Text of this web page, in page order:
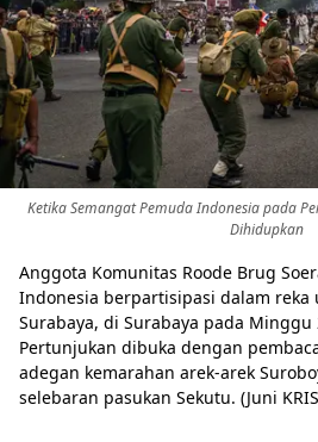
Ketika Semangat Pemuda Indonesia pada
Dihidupkan
Anggota Komunitas Roode Brug
Indonesia berpartisipasi dalam reka
Surabaya, di Surabaya pada Minggu
Pertunjukan dibuka dengan
adegan kemarahan arek-arek
selebaran pasukan Sekutu. (Juni